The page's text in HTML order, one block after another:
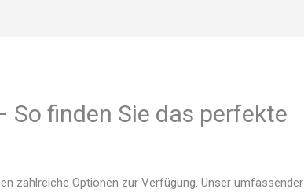
So finden Sie das perfekte
zahlreiche Optionen zur Verfügung. Unser umfassender